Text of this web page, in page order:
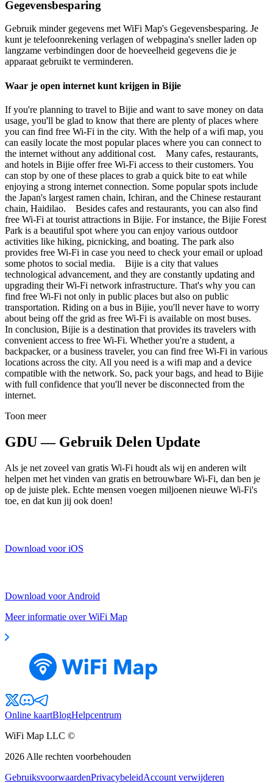
Gegevensbesparing
Gebruik minder gegevens met WiFi Map's Gegevensbesparing. Je
kunt je telefoonrekening verlagen of webpagina's sneller laden op
langzame verbindingen door de hoeveelheid gegevens die je
apparaat gebruikt te verminderen.
Waar je open internet kunt krijgen in Bijie
If you're planning to travel to Bijie and want to save money on data
usage, you'll be glad to know that there are plenty of places where
you can find free Wi-Fi in the city. With the help of a wifi map, you
can easily locate the most popular places where you can connect to
the internet without any additional cost. Many cafes, restaurants,
and hotels in Bijie offer free Wi-Fi access to their customers. You
can stop by one of these places to grab a quick bite to eat while
enjoying a strong internet connection. Some popular spots include
the Japan's largest ramen chain, Ichiran, and the Chinese restaurant
chain, Haidilao. Besides cafes and restaurants, you can also find
free Wi-Fi at tourist attractions in Bijie. For instance, the Bijie Forest
Park is a beautiful spot where you can enjoy various outdoor
activities like hiking, picnicking, and boating. The park also
provides free Wi-Fi in case you need to check your email or upload
some photos to social media. Bijie is a city that values
technological advancement, and they are constantly updating and
upgrading their Wi-Fi network infrastructure. That's why you can
find free Wi-Fi not only in public places but also on public
transportation. Riding on a bus in Bijie, you'll never have to worry
about being off the grid as free Wi-Fi is available on most buses.
In conclusion, Bijie is a destination that provides its travelers with
convenient access to free Wi-Fi. Whether you're a student, a
backpacker, or a business traveler, you can find free Wi-Fi in various
locations across the city. All you need is a wifi map and a device
compatible with the network. So, pack your bags, and head to Bijie
with full confidence that you'll never be disconnected from the
internet.
Toon meer
GDU — Gebruik Delen Update
Als je net zoveel van gratis Wi-Fi houdt als wij en anderen wilt
helpen met het vinden van gratis en betrouwbare Wi-Fi, dan ben je
op de juiste plek. Echte mensen voegen miljoenen nieuwe Wi-Fi's
toe, en dat kun jij ook doen!
Download voor iOS
Download voor Android
Meer informatie over WiFi Map
Online kaartBlogHelpcentrum
WiFi Map LLC ©
2026 Alle rechten voorbehouden
GebruiksvoorwaardenPrivacybeleidAccount verwijderen